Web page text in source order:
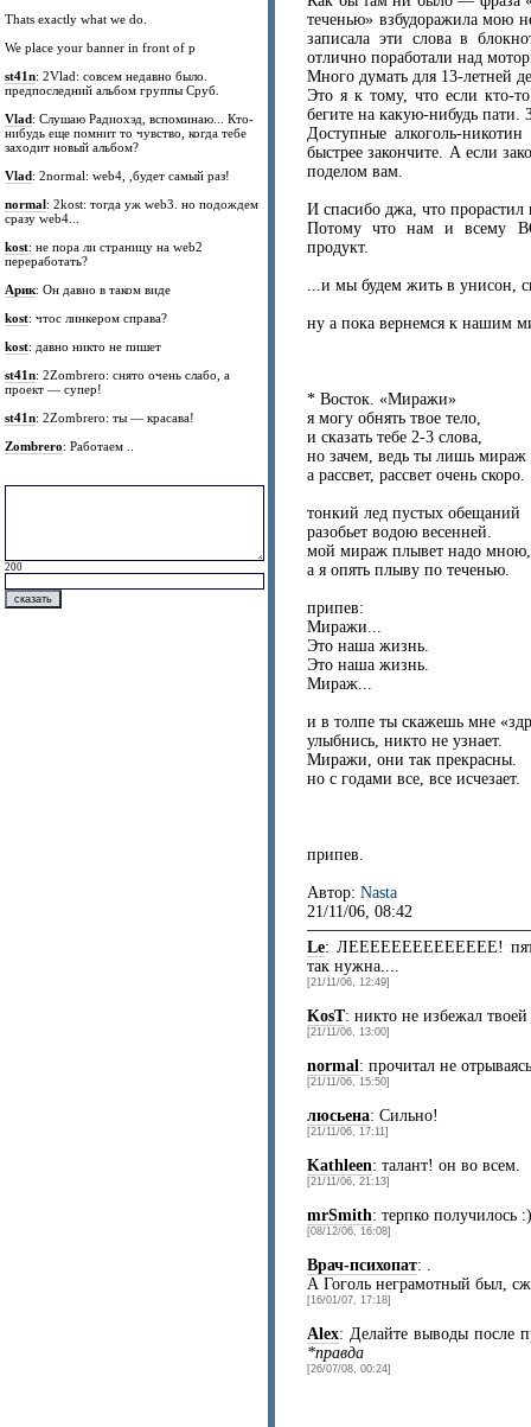
Thats exactly what we do.
We place your banner in front of p
st41n: 2Vlad: совсем недавно было.
предпоследний альбом группы Сруб.
Vlad: Слушаю Радиохэд, вспоминаю... Кто-
нибудь еще помнит то чувство, когда тебе
заходит новый альбом?
Vlad: 2normal: web4, ,будет самый раз!
normal: 2kost: тогда уж web3. но подождем
сразу web4...
kost: не пора ли страницу на web2
переработать?
Арик: Он давно в таком виде
kost: чтос линкером справа?
kost: давно никто не пишет
st41n: 2Zombrero: снято очень слабо, а
проект — супер!
st41n: 2Zombrero: ты — красава!
Zombrero: Работаем ..
200
теченью» взбудоражила мою
записала эти слова в
отлично поработали над
Много думать для 13-летней
Это я к тому, что если кто-
бегите на какую-нибудь пати.
Доступные алкоголь-
быстрее закончите. А если
поделом вам.
И спасибо джа, что
Потому что нам и всему
продукт.
...и мы будем жить в унисон,
ну а пока вернемся к нашим
* Восток. «Миражи»
я могу обнять твое тело,
и сказать тебе 2-3 слова,
но зачем, ведь ты лишь
а рассвет, рассвет очень скоро.
тонкий лед пустых обещаний
разобьет водою весенней.
мой мираж плывет надо мною,
а я опять плыву по теченью.
припев:
Миражи...
Это наша жизнь.
Это наша жизнь.
Мираж...
и в толпе ты скажешь мне
улыбнись, никто не узнает.
Миражи, они так прекрасны.
но с годами все, все исчезает.
припев.
Автор:Nasta
21/11/06, 08:42
Le: ЛЕЕЕЕЕЕЕЕЕЕЕЕЕЕ!
так нужна....
[21/11/06, 12:49]
KosT: никто не избежал твоей
[21/11/06, 13:00]
normal: прочитал не
[21/11/06, 15:50]
люсьена: Сильно!
[21/11/06, 17:11]
Kathleen: талант! он во всем.
[21/11/06, 21:13]
mrSmith: терпко получилось
[08/12/06, 16:08]
Врач-психопат: .
А Гоголь неграмотный был,
[16/01/07, 17:18]
Alex: Делайте выводы после
*правда
[26/07/08, 00:24]